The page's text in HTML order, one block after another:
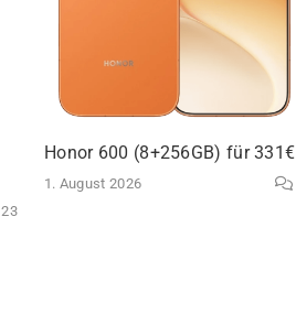
23
Honor 600 (8+256GB) für 331€
1. August 2026